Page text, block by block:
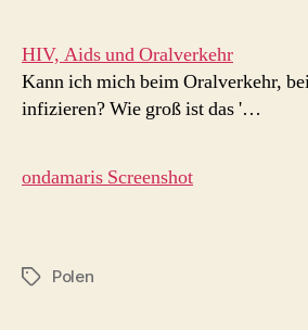
HIV, Aids und Oralverkehr
Kann ich mich beim Oralverkehr,
infizieren? Wie groß ist das '…
ondamaris Screenshot
Schlagwörter
Polen